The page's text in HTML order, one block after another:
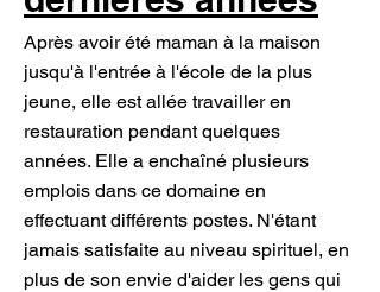
Après avoir été maman à la maison
jusqu'à l'entrée à l'école de la plus
jeune, elle est allée travailler en
restauration pendant quelques
années. Elle a enchaîné plusieurs
emplois dans ce domaine en
effectuant différents postes. N'étant
jamais satisfaite au niveau spirituel, en
plus de son envie d'aider les gens qui